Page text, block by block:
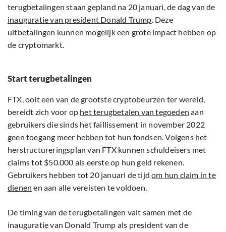
terugbetalingen staan gepland na 20 januari, de dag van de
inauguratie van president Donald Trump. Deze
uitbetalingen kunnen mogelijk een grote impact hebben op
de cryptomarkt.
Start terugbetalingen
FTX, ooit een van de grootste cryptobeurzen ter wereld,
bereidt zich voor op het terugbetalen van tegoeden aan
gebruikers die sinds het faillissement in november 2022
geen toegang meer hebben tot hun fondsen. Volgens het
herstructureringsplan van FTX kunnen schuldeisers met
claims tot $50.000 als eerste op hun geld rekenen.
Gebruikers hebben tot 20 januari de tijdom hun claim in te
dienen en aan alle vereisten te voldoen.
De timing van de terugbetalingen valt samen met de
inauguratie van Donald Trump als president van de